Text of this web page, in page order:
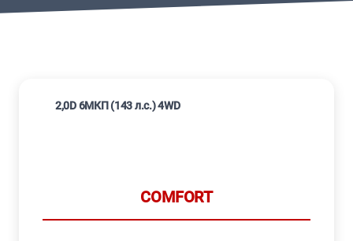
2,0D 6МКП (143 л.с.) 4WD
COMFORT